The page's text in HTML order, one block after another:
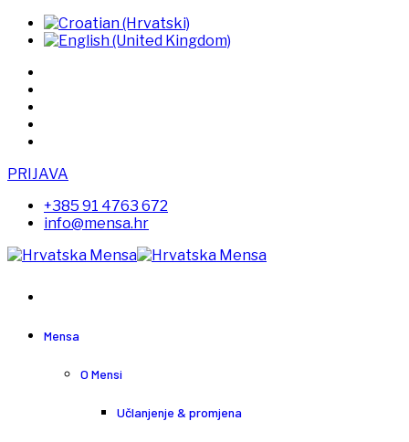
PRIJAVA
+385 91 4763 672
info@mensa.hr
Mensa
O Mensi
Učlanjenje & promjena